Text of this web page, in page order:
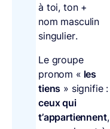
à toi, ton +
nom masculin
singulier.
Le groupe
pronom « les
tiens » signifie :
ceux qui
t’appartiennent,